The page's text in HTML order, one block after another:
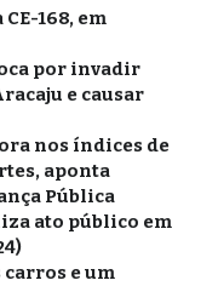
168, em
por invadir
e causar
nos índices de
aponta
Pública
ato público em
e um